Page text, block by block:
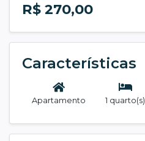
R$ 270,00
Características
Apartamento 1 quarto(s)